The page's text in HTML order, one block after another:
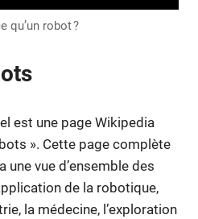
qu’un robot ?
est une page Wikipedia
». Cette page complète
vue d’ensemble des
de la robotique,
la médecine, l’exploration